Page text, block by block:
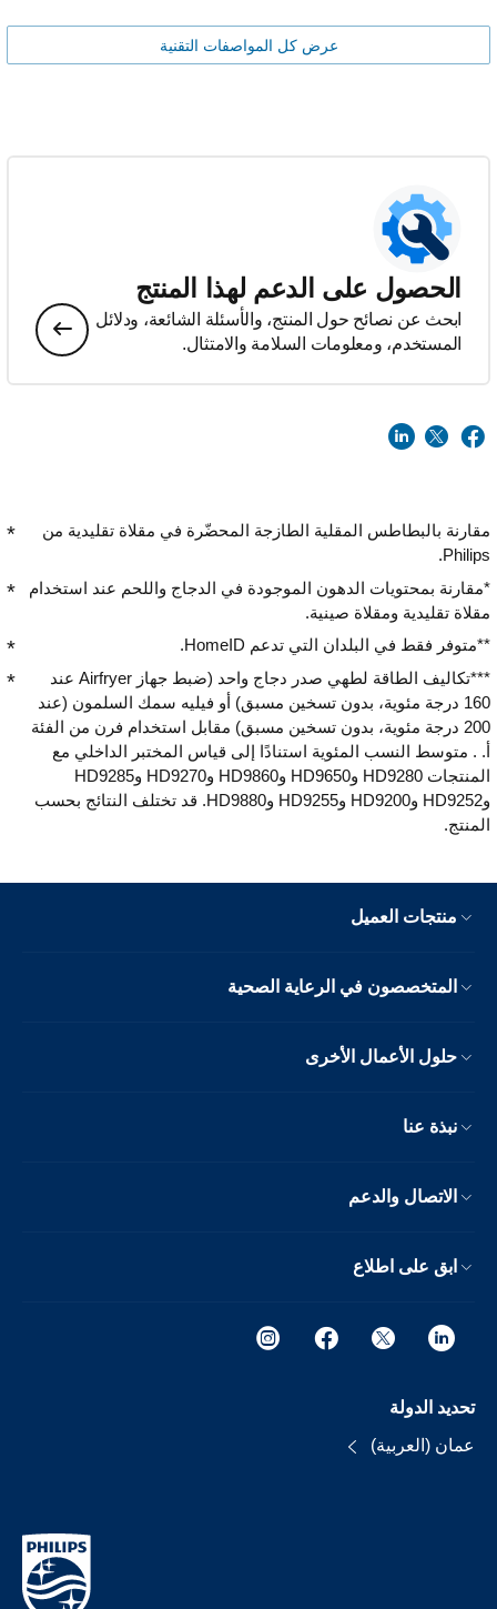
عرض كل المواصفات التقنية
الحصول على الدعم لهذا المنتج
ابحث عن نصائح حول المنتج، والأسئلة الشائعة، ودلائل
المستخدم، ومعلومات السلامة والامتثال.
مقارنة بالبطاطس المقلية الطازجة المحضّرة في مقلاة تقليدية من
Philips.
*مقارنة بمحتويات الدهون الموجودة في الدجاج واللحم عند استخدام
مقلاة تقليدية ومقلاة صينية.
**متوفر فقط في البلدان التي تدعم HomeID.
***تكاليف الطاقة لطهي صدر دجاج واحد (ضبط جهاز Airfryer عند
160 درجة مئوية، بدون تسخين مسبق) أو فيليه سمك السلمون (عند
200 درجة مئوية، بدون تسخين مسبق) مقابل استخدام فرن من الفئة
أ. . متوسط النسب المئوية استنادًا إلى قياس المختبر الداخلي مع
المنتجات HD9280 وHD9650 وHD9860 وHD9270 وHD9285
وHD9252 وHD9200 وHD9255 وHD9880. قد تختلف النتائج بحسب
المنتج.
منتجات العميل
المتخصصون في الرعاية الصحية
حلول الأعمال الأخرى
نبذة عنا
الاتصال والدعم
ابق على اطلاع
تحديد الدولة
عمان (العربية)